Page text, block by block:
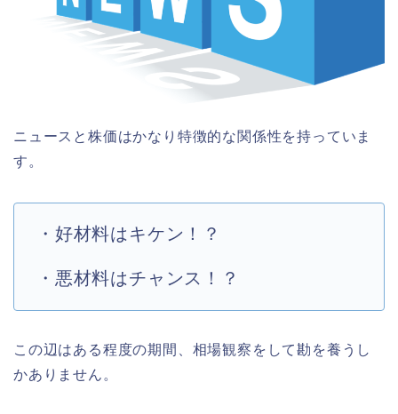
ニュースと株価はかなり特徴的な関係性を持っていま
す。
・好材料はキケン！？
・悪材料はチャンス！？
この辺はある程度の期間、相場観察をして勘を養うし
かありません。